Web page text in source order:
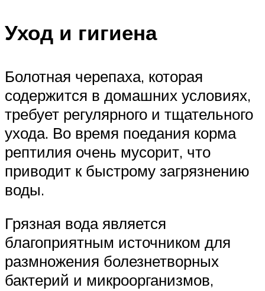
Уход и гигиена
Болотная черепаха, которая
содержится в домашних условиях,
требует регулярного и тщательного
ухода. Во время поедания корма
рептилия очень мусорит, что
приводит к быстрому загрязнению
воды.
Грязная вода является
благоприятным источником для
размножения болезнетворных
бактерий и микроорганизмов,